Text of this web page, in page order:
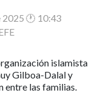
2025 🕐 10:43
islamista
Gilboa-Dalal y
entre las familias.